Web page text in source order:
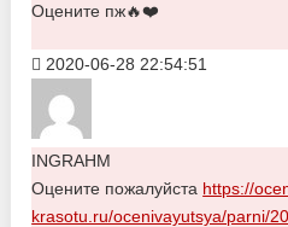
Оцените пж🔥❤️
2020-06-28 22:54:51
INGRAHM
Оцените пожалуйста https://
krasotu.ru/ocenivayutsya/parni/